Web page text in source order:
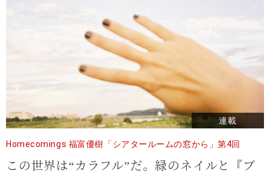
連載
Homecomings 福富優樹「シアタールームの窓から」第4回
この世界は“カラフル”だ。緑のネイルと『ブ